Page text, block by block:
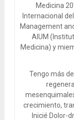
Medicina
Internacional
Management
AIUM
Medicina) y
Tengo más
crecimiento,
Inicié Dolor-